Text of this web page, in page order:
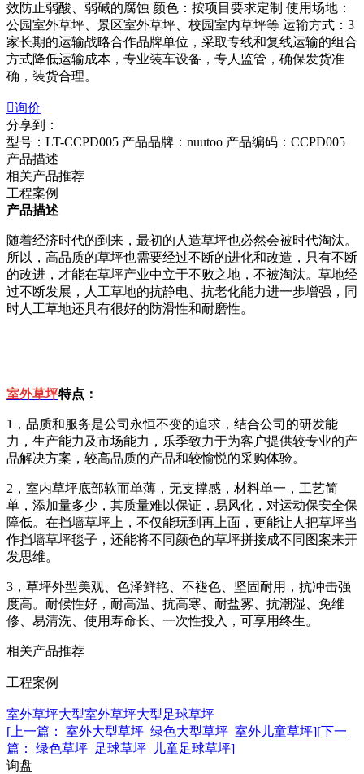
效防止弱酸、弱碱的腐蚀 颜色：按项目要求定制 使用场地：
公园室外草坪、景区室外草坪、校园室内草坪等 运输方式：3
家长期的运输战略合作品牌单位，采取专线和复线运输的组合
方式降低运输成本，专业装车设备，专人监管，确保发货准
确，装货合理。
询价
分享到：
型号：LT-CCPD005 产品品牌：nuutoo 产品编码：CCPD005
产品描述
相关产品推荐
工程案例
产品描述
随着经济时代的到来，最初的人造草坪也必然会被时代淘汰。
所以，高品质的草坪也需要经过不断的进化和改造，只有不断
的改进，才能在草坪产业中立于不败之地，不被淘汰。草地经
过不断发展，人工草地的抗静电、抗老化能力进一步增强，同
时人工草地还具有很好的防滑性和耐磨性。
室外草坪特点：
1， 品质和服务是公司永恒不变的追求，结合公司的研发能
力，生产能力及市场能力，乐季致力于为客户提供较专业的产
品解决方案，较高品质的产品和较愉悦的采购体验。
2， 室内草坪底部软而单薄，无支撑感，材料单一，工艺简
单，添加量多少，其质量难以保证，易风化，对运动保安全保
障低。在挡墙草坪上，不仅能玩到再上面，更能让人把草坪当
作挡墙草坪毯子，还能将不同颜色的草坪拼接成不同图案来开
发思维。
3， 草坪外型美观、色泽鲜艳、不褪色、坚固耐用，抗冲击强
度高。耐候性好，耐高温、抗高寒、耐盐雾、抗潮湿、免维
修、易清洗、使用寿命长、一次性投入，可享用终生。
相关产品推荐
工程案例
室外草坪大型室外草坪大型足球草坪
[上一篇： 室外大型草坪_绿色大型草坪_室外儿童草坪][下一
篇： 绿色草坪_足球草坪_儿童足球草坪]
询盘